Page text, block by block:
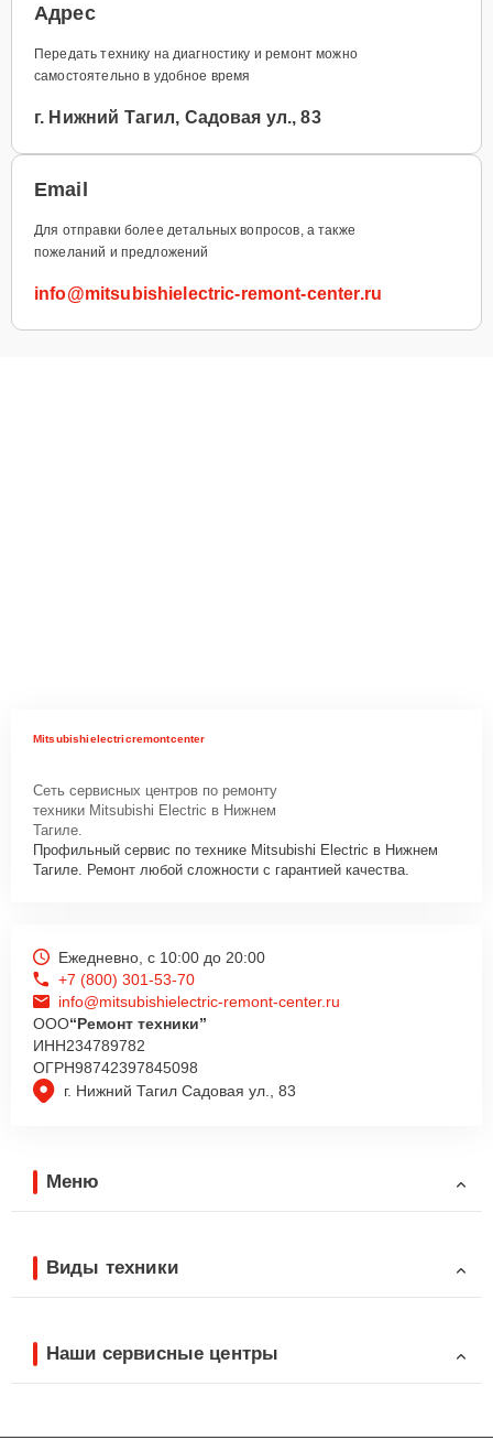
Адрес
Передать технику на диагностику и ремонт можно
самостоятельно в удобное время
г. Нижний Тагил, Садовая ул., 83
Email
Для отправки более детальных вопросов, а также
пожеланий и предложений
info@mitsubishielectric-remont-center.ru
Mitsubishielectricremontcenter
Сеть сервисных центров по ремонту
техники Mitsubishi Electric в Нижнем
Тагиле.
Профильный сервис по технике Mitsubishi Electric в Нижнем
Тагиле. Ремонт любой сложности с гарантией качества.
г. Нижний Тагил Садовая ул., 83
Ежедневно, с 10:00 до 20:00
+7 (800) 301-53-70
info@mitsubishielectric-remont-center.ru
ООО“Ремонт техники”
ИНН234789782
ОГРН98742397845098
Меню
Виды техники
Наши сервисные центры